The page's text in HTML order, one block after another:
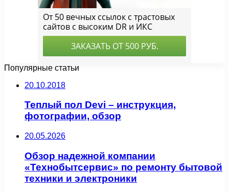
Популярные статьи
20.10.2018
Теплый пол Devi – инструкция,
фотографии, обзор
20.05.2026
Обзор надежной компании
«Технобытсервис» по ремонту бытовой
техники и электроники